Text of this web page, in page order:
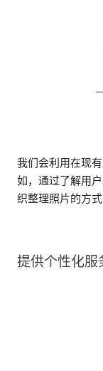
我们会利用在现
如，通过了解用
织整理照片的方
提供个性化服